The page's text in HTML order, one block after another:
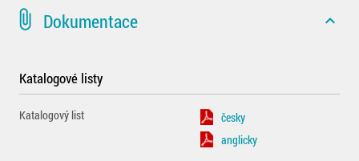
attach_file Dokumentace expand_less
Katalogové listy
Katalogový list
česky
anglicky